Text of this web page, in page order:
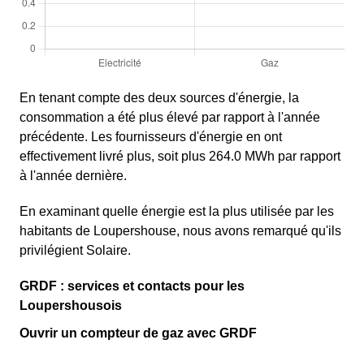
En tenant compte des deux sources d'énergie, la
consommation a été plus élevé par rapport à l'année
précédente. Les fournisseurs d'énergie en ont
effectivement livré plus, soit plus 264.0 MWh par rapport
à l'année dernière.
En examinant quelle énergie est la plus utilisée par les
habitants de Loupershouse, nous avons remarqué qu'ils
privilégient Solaire.
GRDF : services et contacts pour les
Loupershousois
Ouvrir un compteur de gaz avec GRDF